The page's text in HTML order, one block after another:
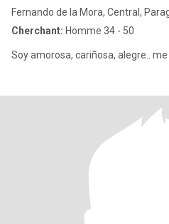
Fernando de la Mora, Central,
Cherchant: Homme 34 - 50
Soy amorosa, cariñosa, alegre..